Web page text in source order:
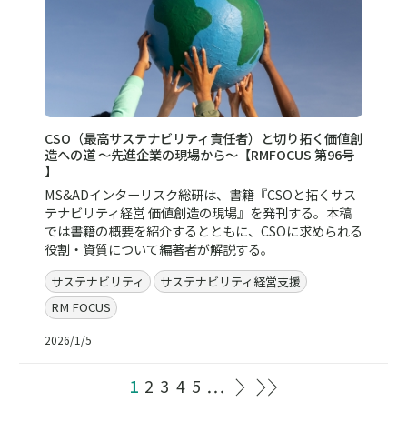
CSO（最高サステナビリティ責任者）と切り拓く価値創
造への道 ～先進企業の現場から～【RMFOCUS 第96号
】
MS&ADインターリスク総研は、書籍『CSOと拓くサス
テナビリティ経営 価値創造の現場』を発刊する。本稿
では書籍の概要を紹介するとともに、CSOに求められる
役割・資質について編著者が解説する。
サステナビリティ
サステナビリティ経営支援
RM FOCUS
2026/1/5
1 2 3 4 5